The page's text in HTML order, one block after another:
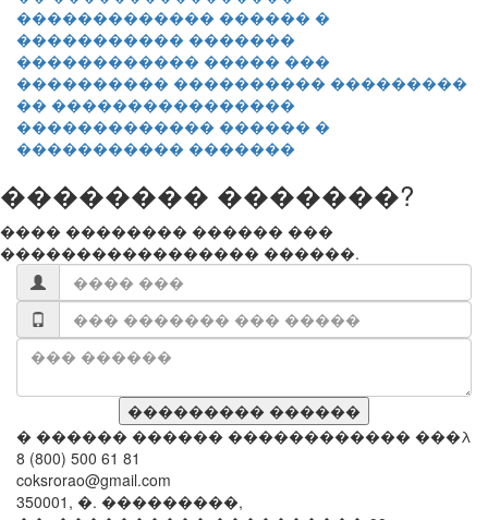
������������ ����� ���
���������� ���������� ���������
�� ����������������
������������� ������ �
����������� �������
�������� �������?
���� �������� ������ ���
����������������� ������.
� ������ ������ ������������ ���λ
8 (800) 500 61 81
coksrorao@gmail.com
350001, �. ���������,